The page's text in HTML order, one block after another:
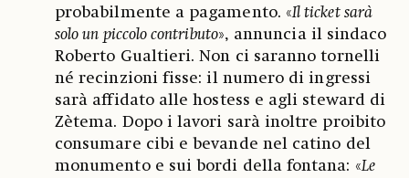
probabilmente a pagamento. «Il ticket sarà
solo un piccolo contributo», annuncia il sindaco
Roberto Gualtieri. Non ci saranno tornelli
né recinzioni fisse: il numero di ingressi
sarà affidato alle hostess e agli steward di
Zètema. Dopo i lavori sarà inoltre proibito
consumare cibi e bevande nel catino del
monumento e sui bordi della fontana: «Le